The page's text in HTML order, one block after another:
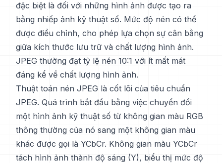
đặc biệt là đối với những hình ảnh được tạo ra
bằng nhiếp ảnh kỹ thuật số. Mức độ nén có thể
được điều chỉnh, cho phép lựa chọn sự cân bằng
giữa kích thước lưu trữ và chất lượng hình ảnh.
JPEG thường đạt tỷ lệ nén 10:1 với ít mất mát
đáng kể về chất lượng hình ảnh.
Thuật toán nén JPEG là cốt lõi của tiêu chuẩn
JPEG. Quá trình bắt đầu bằng việc chuyển đổi
một hình ảnh kỹ thuật số từ không gian màu RGB
thông thường của nó sang một không gian màu
khác được gọi là YCbCr. Không gian màu YCbCr
tách hình ảnh thành độ sáng (Y), biểu thị mức độ